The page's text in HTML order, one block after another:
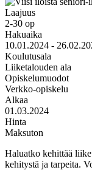
Laajuus
2-30 op
Hakuaika
10.01.2024 -
Koulutusala
Liiketalouden ala
Opiskelumuodot
Verkko-opiskelu
Alkaa
01.03.2024
Hinta
Maksuton
Haluatko kehittää
kehitystä ja tarpeita.